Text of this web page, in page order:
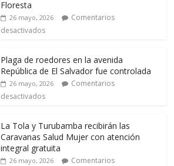
Floresta
26 mayo, 2026
Comentarios
desactivados
Plaga de roedores en la avenida
República de El Salvador fue controlada
26 mayo, 2026
Comentarios
desactivados
La Tola y Turubamba recibirán las
Caravanas Salud Mujer con atención
integral gratuita
26 mayo, 2026
Comentarios